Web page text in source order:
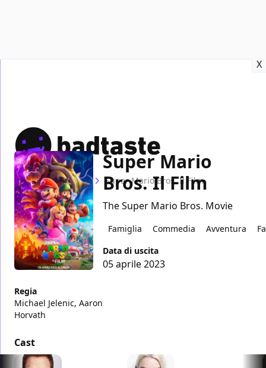
X
Home Film Super Mario Bros. Il Film
Super Mario
Bros. Il Film
The Super Mario Bros. Movie
Famiglia Commedia Avventura
Data di uscita
05 aprile 2023
Regia
Michael Jelenic, Aaron
Horvath
Cast